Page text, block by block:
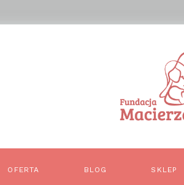
OFERTA BLOG SKLEP